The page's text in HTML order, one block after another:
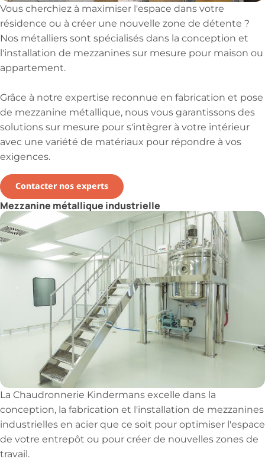
Vous cherchiez à maximiser l'espace dans votre
résidence ou à créer une nouvelle zone de détente ?
Nos métalliers sont spécialisés dans la conception et
l'installation de mezzanines sur mesure pour maison ou
appartement.
Grâce à notre expertise reconnue en fabrication et pose
de mezzanine métallique, nous vous garantissons des
solutions sur mesure pour s'intègrer à votre intérieur
avec une variété de matériaux pour répondre à vos
exigences.
Contacter nos experts
Mezzanine métallique industrielle
La Chaudronnerie Kindermans excelle dans la
conception, la fabrication et l'installation de mezzanines
industrielles en acier que ce soit pour optimiser l'espace
de votre entrepôt ou pour créer de nouvelles zones de
travail.